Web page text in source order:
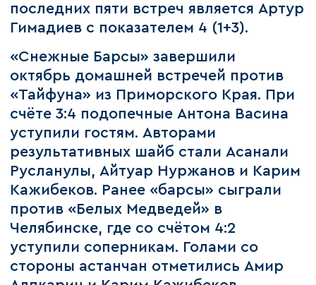
последних пяти встреч является Артур
Гимадиев с показателем 4 (1+3).
«Снежные Барсы» завершили
октябрь домашней встречей против
«Тайфуна» из Приморского Края. При
счёте 3:4 подопечные Антона Васина
уступили гостям. Авторами
результативных шайб стали Асанали
Русланулы, Айтуар Нуржанов и Карим
Кажибеков. Ранее «барсы» сыграли
против «Белых Медведей» в
Челябинске, где со счётом 4:2
уступили соперникам. Голами со
стороны астанчан отметились Амир